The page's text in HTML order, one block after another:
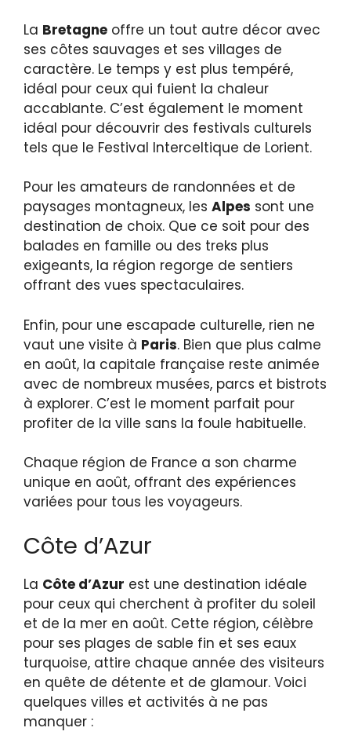
La Bretagne offre un tout autre décor avec
ses côtes sauvages et ses villages de
caractère. Le temps y est plus tempéré,
idéal pour ceux qui fuient la chaleur
accablante. C’est également le moment
idéal pour découvrir des festivals culturels
tels que le Festival Interceltique de Lorient.
Pour les amateurs de randonnées et de
paysages montagneux, les Alpes sont une
destination de choix. Que ce soit pour des
balades en famille ou des treks plus
exigeants, la région regorge de sentiers
offrant des vues spectaculaires.
Enfin, pour une escapade culturelle, rien ne
vaut une visite à Paris. Bien que plus calme
en août, la capitale française reste animée
avec de nombreux musées, parcs et bistrots
à explorer. C’est le moment parfait pour
profiter de la ville sans la foule habituelle.
Chaque région de France a son charme
unique en août, offrant des expériences
variées pour tous les voyageurs.
Côte d’Azur
La Côte d’Azur est une destination idéale
pour ceux qui cherchent à profiter du soleil
et de la mer en août. Cette région, célèbre
pour ses plages de sable fin et ses eaux
turquoise, attire chaque année des visiteurs
en quête de détente et de glamour. Voici
quelques villes et activités à ne pas
manquer :